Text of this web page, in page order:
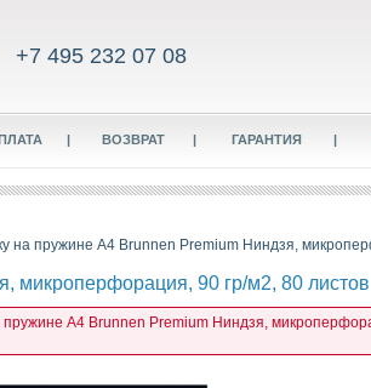
+7 495 232 07 08
| ВОЗВРАТ | ГАРАНТИЯ |
на пружине А4 Brunnen Premium Ниндзя,
микроперфорация, 90 гр/м2, 80 листов
А4 Brunnen Premium Ниндзя,